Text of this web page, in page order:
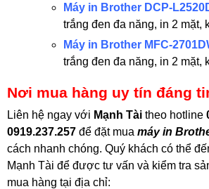
Máy in Brother DCP-
trắng đen đa năng, in 2 mặt,
Máy in Brother MFC-
trắng đen đa năng, in 2 mặt,
Nơi mua hàng uy tín đáng
Liên hệ ngay với Mạnh Tài theo hotline
0919.237.257 để đặt mua máy in
cách nhanh chóng. Quý khách có thể
Mạnh Tài để được tư vấn và kiểm tra
mua hàng tại địa chỉ: